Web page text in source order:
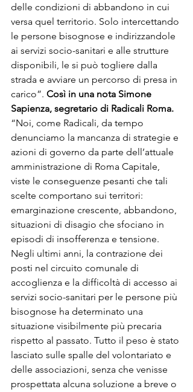
delle condizioni di abbandono in cui
versa quel territorio. Solo intercettando
le persone bisognose e indirizzandole
ai servizi socio-sanitari e alle strutture
disponibili, le si può togliere dalla
strada e avviare un percorso di presa in
carico”. Così in una nota Simone
Sapienza, segretario di Radicali Roma.
“Noi, come Radicali, da tempo
denunciamo la mancanza di strategie e
azioni di governo da parte dell’attuale
amministrazione di Roma Capitale,
viste le conseguenze pesanti che tali
scelte comportano sui territori:
emarginazione crescente, abbandono,
situazioni di disagio che sfociano in
episodi di insofferenza e tensione.
Negli ultimi anni, la contrazione dei
posti nel circuito comunale di
accoglienza e la difficoltà di accesso ai
servizi socio-sanitari per le persone più
bisognose ha determinato una
situazione visibilmente più precaria
rispetto al passato. Tutto il peso è stato
lasciato sulle spalle del volontariato e
delle associazioni, senza che venisse
prospettata alcuna soluzione a breve o